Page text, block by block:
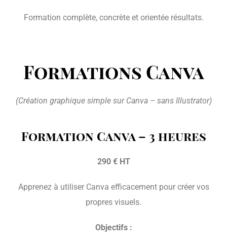
Formation complète, concrète et orientée résultats.
Formations Canva
(Création graphique simple sur Canva – sans Illustrator)
Formation Canva – 3 heures
290 € HT
Apprenez à utiliser Canva efficacement pour créer vos
propres visuels.
Objectifs :